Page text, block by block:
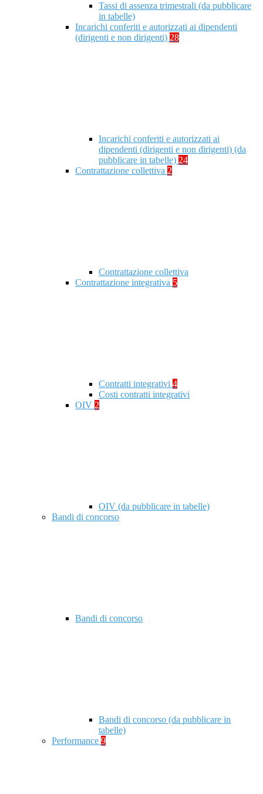
Tassi di assenza trimestrali (da pubblicare
in tabelle)
Incarichi conferiti e autorizzati ai dipendenti
(dirigenti e non dirigenti) 28
Incarichi conferiti e autorizzati ai
dipendenti (dirigenti e non dirigenti) (da
pubblicare in tabelle) 24
Contrattazione collettiva 2
Contrattazione collettiva
Contrattazione integrativa 5
Contratti integrativi 4
Costi contratti integrativi
OIV 2
OIV (da pubblicare in tabelle)
Bandi di concorso
Bandi di concorso
Bandi di concorso (da pubblicare in
tabelle)
Performance 9